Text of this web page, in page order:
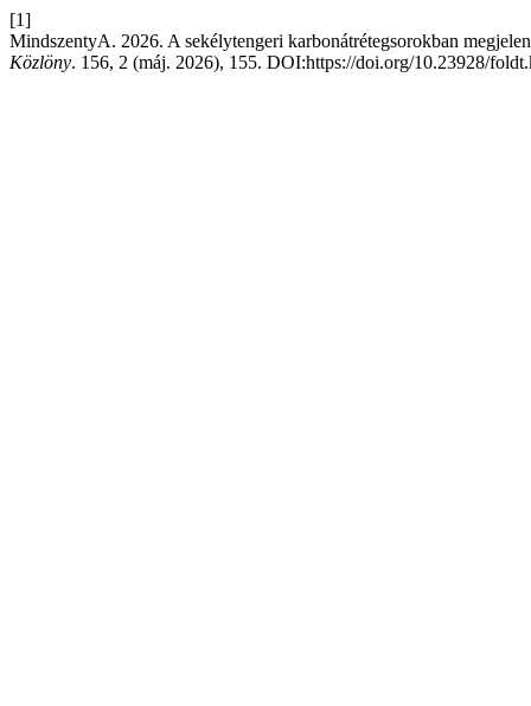
[1]
MindszentyA. 2026. A sekélytengeri karbonátrétegsorokban
Közlöny. 156, 2 (máj. 2026), 155. DOI:https://doi.org/10.23928/